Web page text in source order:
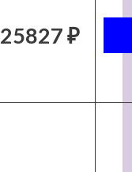
25827 ₽